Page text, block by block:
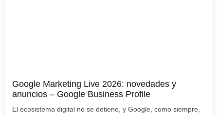
Google Marketing Live 2026: novedades y
anuncios – Google Business Profile
El ecosistema digital no se detiene, y Google, como siempre,